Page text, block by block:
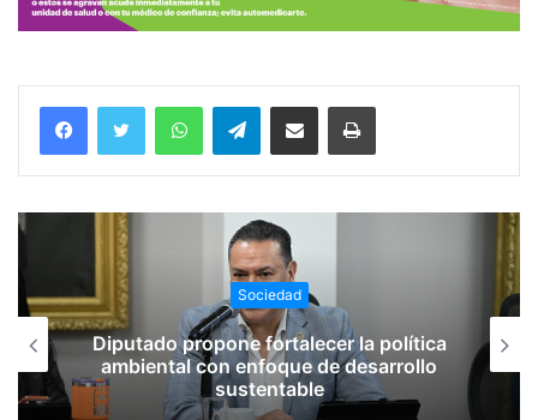
WhatsAppTelegramCompartir vía email Imprimir
Sociedad
Diputado propone fortalecer la política
ambiental con enfoque de desarrollo
sustentable